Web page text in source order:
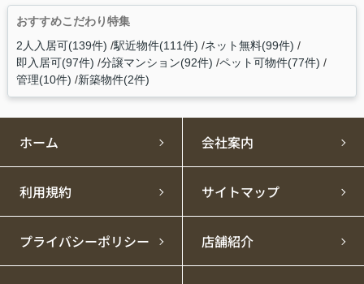
おすすめこだわり特集
2人入居可(139件) 駅近物件(111件) ネット無料(99件)
即入居可(97件) 分譲マンション(92件) ペット可物件(77件)
管理(10件) 新築物件(2件)
ホーム 会社案内
利用規約 サイトマップ
プライバシーポリシー 店舗紹介